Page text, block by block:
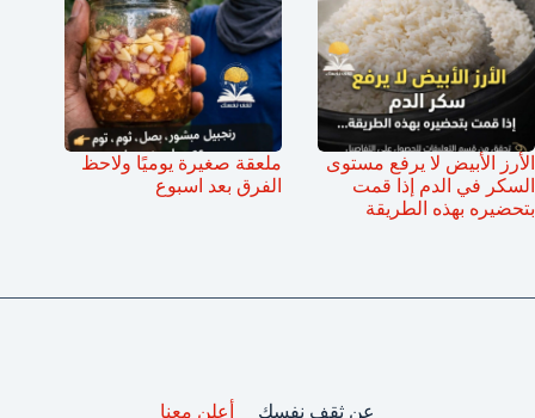
الأرز الأبيض لا يرفع مستوى
السكر في الدم إذا قمت
بتحضيره بهذه الطريقة
ملعقة صغيرة يوميًا ولاحظ
الفرق بعد اسبوع
عن ثقف نفسك أعلن معنا